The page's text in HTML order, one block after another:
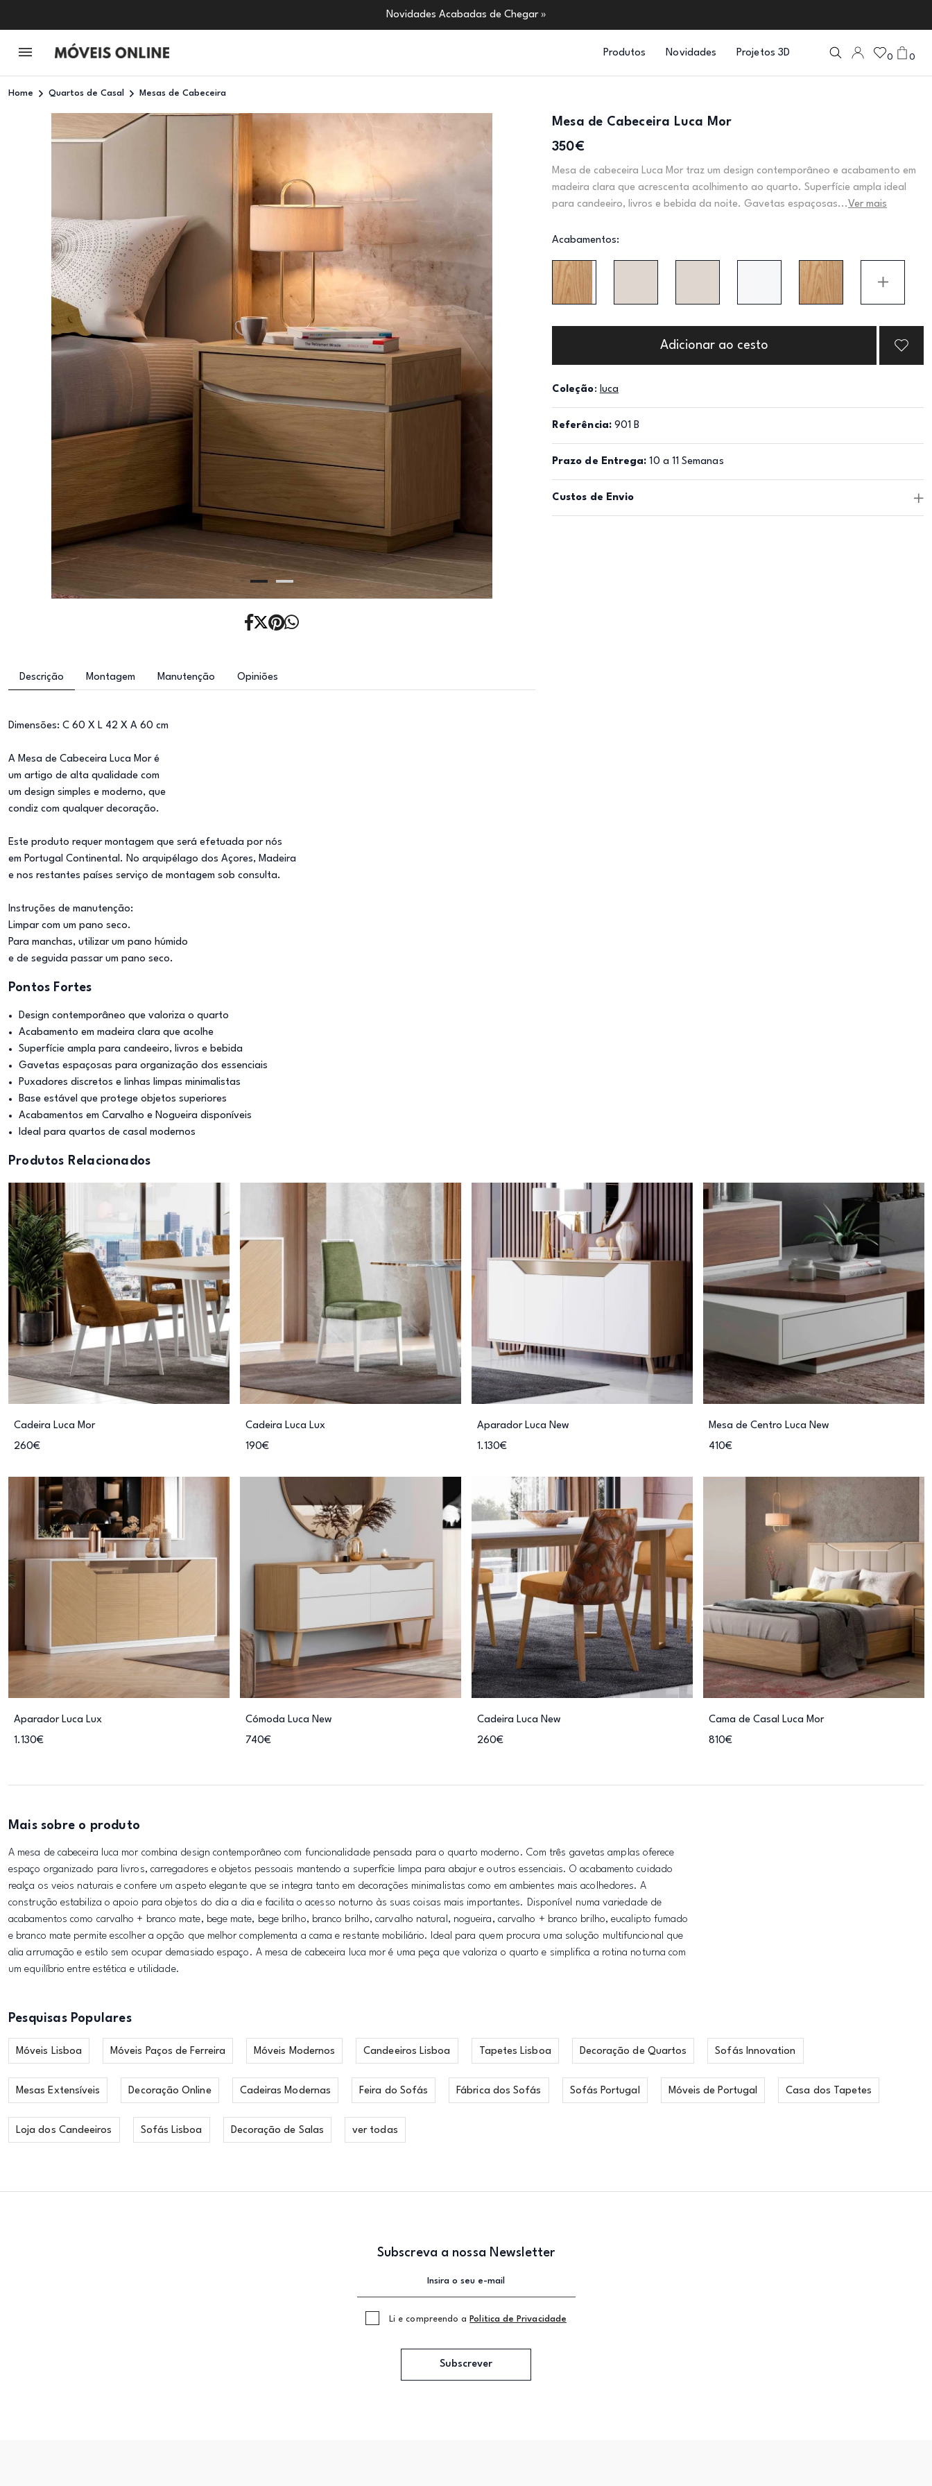
Novidades Acabadas de Chegar »
Produtos Novidades Projetos 3D 0 0
Home Quartos de Casal Mesas de Cabeceira
Mesa de Cabeceira Luca Mor
350€
Mesa de cabeceira Luca Mor traz um design contemporâneo e acabamento em
madeira clara que acrescenta acolhimento ao quarto. Superfície ampla ideal
para candeeiro, livros e bebida da noite. Gavetas espaçosas... Ver mais
Acabamentos:
Adicionar ao cesto
Coleção: luca
Referência: 901 B
Prazo de Entrega: 10 a 11 Semanas
Custos de Envio
Descrição Montagem Manutenção Opiniões
Dimensões: C 60 X L 42 X A 60 cm
A Mesa de Cabeceira Luca Mor é
um artigo de alta qualidade com
um design simples e moderno, que
condiz com qualquer decoração.
Este produto requer montagem que será efetuada por nós
em Portugal Continental. No arquipélago dos Açores, Madeira
e nos restantes países serviço de montagem sob consulta.
Instruções de manutenção:
Limpar com um pano seco.
Para manchas, utilizar um pano húmido
e de seguida passar um pano seco.
Pontos Fortes
Design contemporâneo que valoriza o quarto
Acabamento em madeira clara que acolhe
Superfície ampla para candeeiro, livros e bebida
Gavetas espaçosas para organização dos essenciais
Puxadores discretos e linhas limpas minimalistas
Base estável que protege objetos superiores
Acabamentos em Carvalho e Nogueira disponíveis
Ideal para quartos de casal modernos
Produtos Relacionados
Cadeira Luca Mor
260€
Cadeira Luca Lux
190€
Aparador Luca New
1.130€
Mesa de Centro Luca New
410€
Aparador Luca Lux
1.130€
Cómoda Luca New
740€
Cadeira Luca New
260€
Cama de Casal Luca Mor
810€
Mais sobre o produto
A mesa de cabeceira luca mor combina design contemporâneo com funcionalidade pensada para o quarto moderno. Com três gavetas amplas oferece
espaço organizado para livros, carregadores e objetos pessoais mantendo a superfície limpa para abajur e outros essenciais. O acabamento cuidado
realça os veios naturais e confere um aspeto elegante que se integra tanto em decorações minimalistas como em ambientes mais acolhedores. A
construção estabiliza o apoio para objetos do dia a dia e facilita o acesso noturno às suas coisas mais importantes. Disponível numa variedade de
acabamentos como carvalho + branco mate, bege mate, bege brilho, branco brilho, carvalho natural, nogueira, carvalho + branco brilho, eucalipto fumado
e branco mate permite escolher a opção que melhor complementa a cama e restante mobiliário. Ideal para quem procura uma solução multifuncional que
alia arrumação e estilo sem ocupar demasiado espaço. A mesa de cabeceira luca mor é uma peça que valoriza o quarto e simplifica a rotina noturna com
um equilíbrio entre estética e utilidade.
Pesquisas Populares
Móveis Lisboa Móveis Paços de Ferreira Móveis Modernos Candeeiros Lisboa Tapetes Lisboa Decoração de Quartos Sofás Innovation
Mesas Extensíveis Decoração Online Cadeiras Modernas Feira do Sofás Fábrica dos Sofás Sofás Portugal Móveis de Portugal Casa dos Tapetes
Loja dos Candeeiros Sofás Lisboa Decoração de Salas ver todas
Subscreva a nossa Newsletter
Li e compreendo a Politica de Privacidade
Subscrever